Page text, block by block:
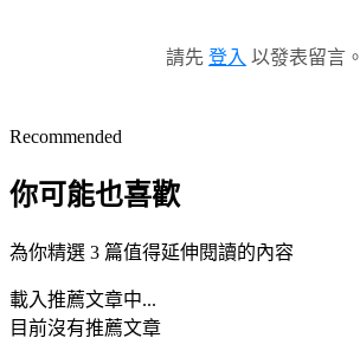
請先 登入 以發表留言。
Recommended
你可能也喜歡
為你精選 3 篇值得延伸閱讀的內容
載入推薦文章中...
目前沒有推薦文章